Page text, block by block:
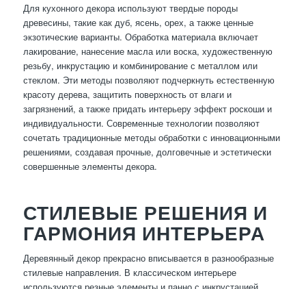
Для кухонного декора используют твердые породы
древесины, такие как дуб, ясень, орех, а также ценные
экзотические варианты. Обработка материала включает
лакирование, нанесение масла или воска, художественную
резьбу, инкрустацию и комбинирование с металлом или
стеклом. Эти методы позволяют подчеркнуть естественную
красоту дерева, защитить поверхность от влаги и
загрязнений, а также придать интерьеру эффект роскоши и
индивидуальности. Современные технологии позволяют
сочетать традиционные методы обработки с инновационными
решениями, создавая прочные, долговечные и эстетически
совершенные элементы декора.
СТИЛЕВЫЕ РЕШЕНИЯ И
ГАРМОНИЯ ИНТЕРЬЕРА
Деревянный декор прекрасно вписывается в разнообразные
стилевые направления. В классическом интерьере